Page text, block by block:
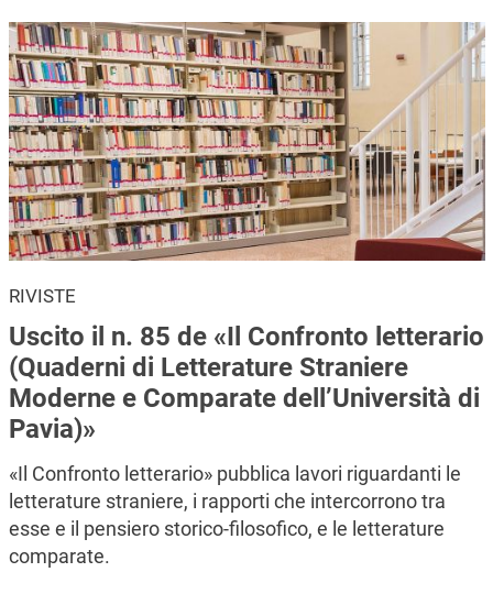
RIVISTE
Uscito il n. 85 de «Il Confronto letterario
(Quaderni di Letterature Straniere
Moderne e Comparate dell’Università di
Pavia)»
«Il Confronto letterario» pubblica lavori riguardanti le
letterature straniere, i rapporti che intercorrono tra
esse e il pensiero storico-filosofico, e le letterature
comparate.